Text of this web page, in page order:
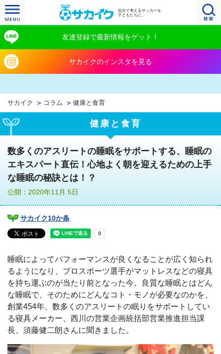
自分で考えるサッカーを
子どもたちに。
友達登録で最新情報をゲット！
サカイクのインスタを見る
サカイク コラム 健康と食育
健康と食育
数多くのアスリートの睡眠をサポートする、睡眠の
エキスパート直伝！心地よく朝を迎えるための上手
な睡眠の秘訣とは！？
公開：2020年11月 5日
サカイク10か条
睡眠によってパフォーマンスが良くなることが広く知られ
るようになり、プロスポーツ選手がマットレスなどの寝具
を持ち運ぶのが当たり前となった今。良質な睡眠とはどん
な睡眠で、そのためにどんなコト・モノが必要なのかを、
創業454年、数多くのアスリートの眠りをサポートしてい
る寝具メーカー、西川の営業企画統括部営業推進担当課
長、須藤健二朗さんに聞きました。